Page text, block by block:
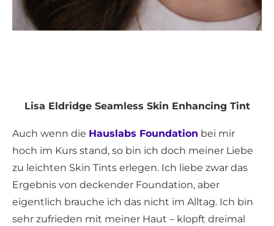
Lisa Eldridge Seamless Skin Enhancing Tint
Auch wenn die Hauslabs Foundation bei mir
hoch im Kurs stand, so bin ich doch meiner Liebe
zu leichten Skin Tints erlegen. Ich liebe zwar das
Ergebnis von deckender Foundation, aber
eigentlich brauche ich das nicht im Alltag. Ich bin
sehr zufrieden mit meiner Haut – klopft dreimal